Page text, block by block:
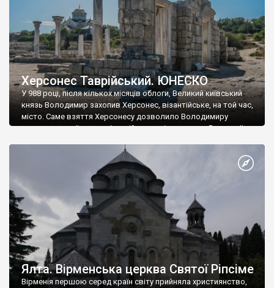
Херсонес Таврійський. ЮНЕСКО
У 988 році, після кількох місяців облоги, Великий київський
князь Володимир захопив Херсонес, візантійське, на той час,
місто. Саме взяття Херсонесу дозволило Володимиру
диктувати свої умови візантійському імператору Василю ІІ, та
Херсонесі Володимир-язичник, став Василем-християнином.
А потім було Хрещення Русі. На честь Херсонесу Таврійського
Ялта. Вірменська церква Святої Ріпсіме
Вірменія першою серед країн світу прийняла християнство,